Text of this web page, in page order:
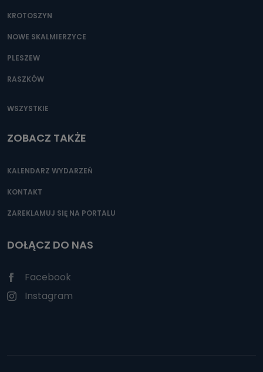
KROTOSZYN
NOWE SKALMIERZYCE
PLESZEW
RASZKÓW
WSZYSTKIE
ZOBACZ TAKŻE
KALENDARZ WYDARZEŃ
KONTAKT
ZAREKLAMUJ SIĘ NA PORTALU
DOŁĄCZ DO NAS
Facebook
Instagram